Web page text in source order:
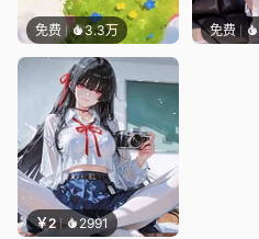
免费 3.3万 免费
￥2 2991